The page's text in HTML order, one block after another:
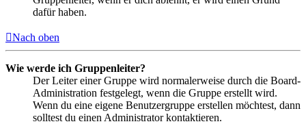
dafür haben.
Nach oben
Wie werde ich Gruppenleiter?
Der Leiter einer Gruppe wird normalerweise durch die Board-
Administration festgelegt, wenn die Gruppe erstellt wird.
Wenn du eine eigene Benutzergruppe erstellen möchtest, dann
solltest du einen Administrator kontaktieren.